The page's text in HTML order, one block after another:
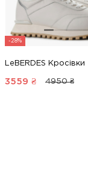
-28%
LeBERDES Кросівки
3559 ₴ 4950 ₴